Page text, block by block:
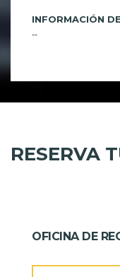
INFORMACIÓN
--
RESERVA
OFICINA DE